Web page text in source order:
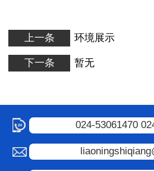
上一条 环境展示
下一条 暂无
024-53061470